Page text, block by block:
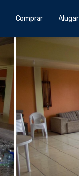
Comprar Alugar